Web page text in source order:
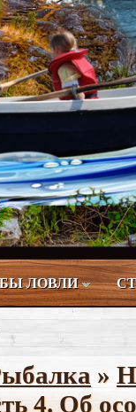
ЛОВЛИ
»
4. Об